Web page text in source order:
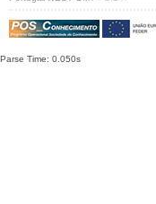
Parse Time: 0.050s